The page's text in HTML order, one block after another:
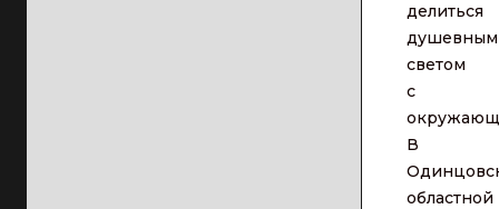
делиться
душевным
светом
с
В
областной